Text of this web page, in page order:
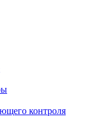
контроля